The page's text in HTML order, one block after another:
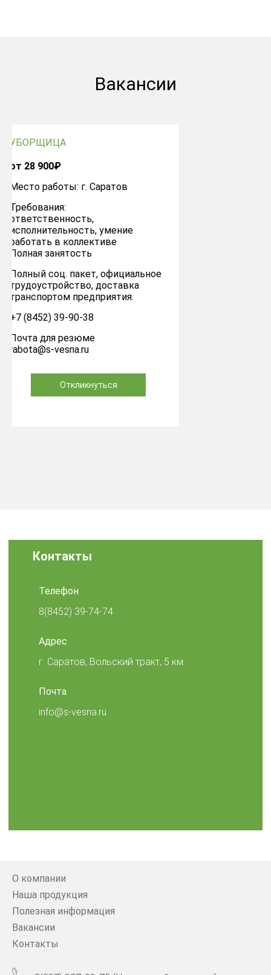
Вакансии
СЛЕСАРЬ ТЕПЛИЦ
от 52 000₽
Место работы: г. Саратов
Требования:
- Ответственный подход к
работе.
- Исполнительность.
- Обучаемость.
Полный соц. пакет, официальное
трудоустройство, доставка
Почта для резюме
Откликнуться
Контакты
Телефон
8(8452) 39-74-74
Адрес
г. Саратов, Вольский тракт, 5 км.
Почта
info@s-vesna.ru
О компании
Наша продукция
Полезная информация
Вакансии
Контакты